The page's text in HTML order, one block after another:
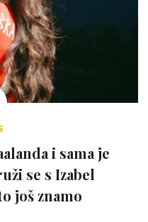
i sama je
se s Izabel
još znamo